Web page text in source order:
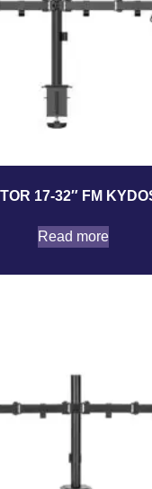
17-32″ FM
Read more